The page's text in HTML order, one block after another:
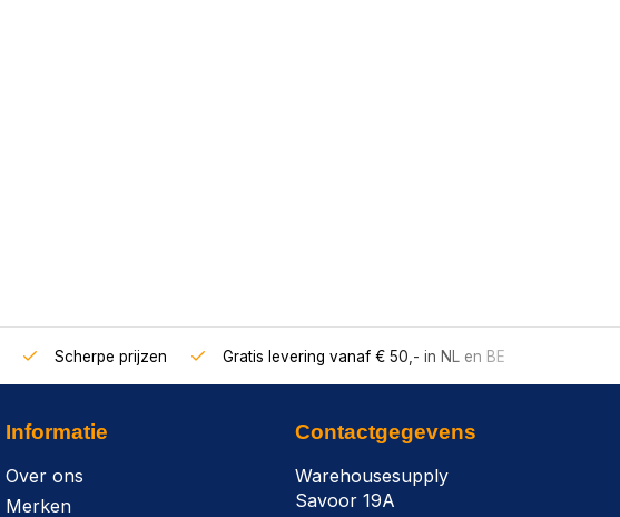
Scherpe prijzen Gratis levering vanaf € 50,- in NL en BE
Informatie
Over ons
Merken
Contactgegevens
Warehousesupply
Savoor 19A